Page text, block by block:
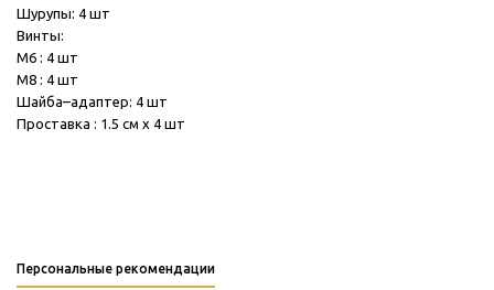
Шурупы: 4 шт
Винты:
М6 : 4 шт
М8 : 4 шт
Шайба–адаптер: 4 шт
Проставка : 1.5 см х 4 шт
Персональные рекомендации